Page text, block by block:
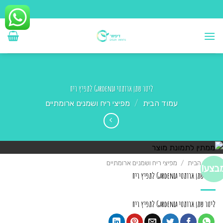
to
content
ליטר שמן ארומטי Gardenia למפיץ ריח
עמוד הבית / מפיצי ריח ושמנים ארומתיים
עמוד הבית / מפיצי ריח ושמנים ארומתיים
ליטר שמן ארומטי Gardenia למפיץ ריח
ליטר שמן ארומטי Gardenia למפיץ ריח